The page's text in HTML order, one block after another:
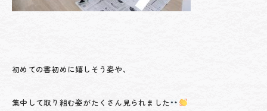
初めての書初めに嬉しそう姿や、
集中して取り組む姿がたくさん見られました